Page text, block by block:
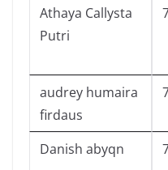
Athaya Callysta
Putri
audrey humaira
firdaus
Danish abyqn